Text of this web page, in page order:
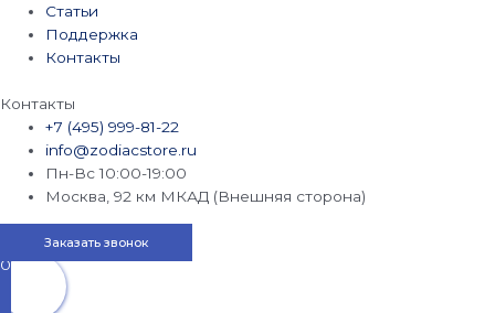
Статьи
Поддержка
Контакты
Контакты
+7 (495) 999-81-22
info@zodiacstore.ru
Пн-Вс 10:00-19:00
Москва, 92 км МКАД (Внешняя сторона)
Заказать звонок
0